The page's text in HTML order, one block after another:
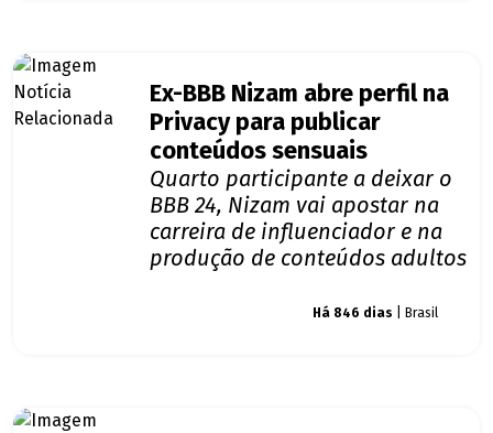
Ex-BBB Nizam abre perfil na
Privacy para publicar
conteúdos sensuais
Quarto participante a deixar o
BBB 24, Nizam vai apostar na
carreira de influenciador e na
produção de conteúdos adultos
Há 846 dias | Brasil